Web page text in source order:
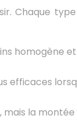
Chaque
homogène
efficaces
mais la